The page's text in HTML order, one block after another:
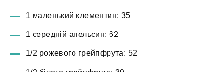
1 маленький клементин: 35
1 середній апельсин: 62
1/2 рожевого грейпфрута: 52